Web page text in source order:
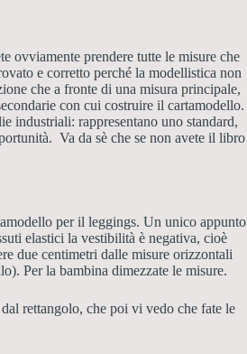
ovviamente prendere tutte le misure che
e corretto perché la modellistica non
che a fronte di una misura principale,
con cui costruire il cartamodello.
industriali: rappresentano uno standard,
Va da sè che se non avete il libro
per il leggings. Un unico appunto
elastici la vestibilità è negativa, cioè
due centimetri dalle misure orizzontali
Per la bambina dimezzate le misure.
rettangolo, che poi vi vedo che fate le